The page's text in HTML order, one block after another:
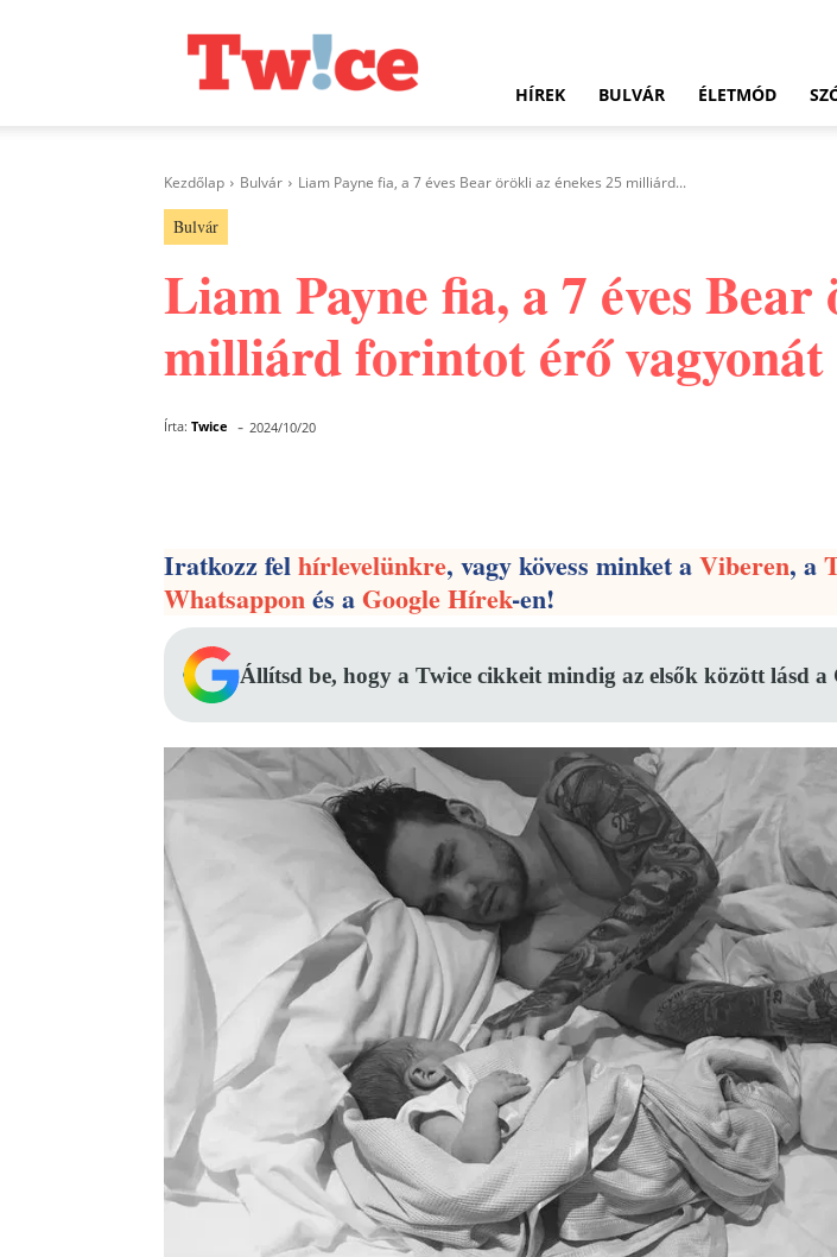
HÍREK BULVÁR ÉLETMÓD
Kezdőlap Bulvár Liam Payne fia, a 7 éves Bear örökli az énekes 25 milliárd...
Bulvár
Liam Payne fia, a 7 éves Bear
milliárd forintot érő vagyonát
Írta: Twice - 2024/10/20
Iratkozz felhírlevelünkre, vagy kövess minket aViberen, a
Whatsapponés aGoogle Hírek-en!
Állítsd be, hogy a Twice cikkeit mindig az elsők között lásd a